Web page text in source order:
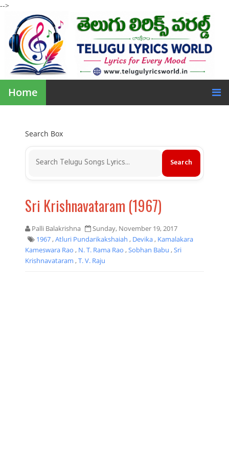
-->
Home
Search Box
Sri Krishnavataram (1967)
Palli Balakrishna
Sunday, November 19, 2017
1967,Atluri Pundarikakshaiah , Devika, Kamalakara
Kameswara Rao , N. T. Rama Rao ,Sobhan Babu ,Sri
Krishnavataram ,T. V. Raju